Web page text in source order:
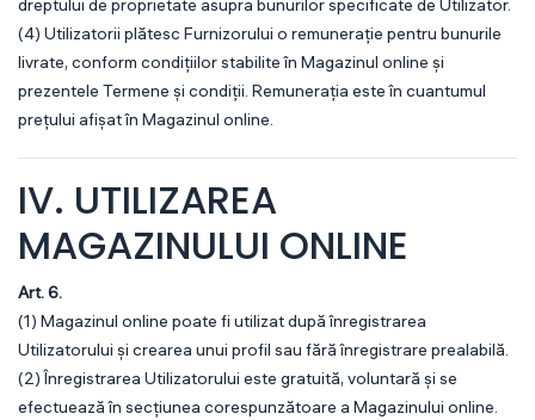
dreptului de proprietate asupra bunurilor specificate de Utilizator.
(4) Utilizatorii plătesc Furnizorului o remunerație pentru bunurile
livrate, conform condițiilor stabilite în Magazinul online și
prezentele Termene și condiții. Remunerația este în cuantumul
prețului afișat în Magazinul online.
IV. UTILIZAREA
MAGAZINULUI ONLINE
Art. 6.
(1) Magazinul online poate fi utilizat după înregistrarea
Utilizatorului și crearea unui profil sau fără înregistrare prealabilă.
(2) Înregistrarea Utilizatorului este gratuită, voluntară și se
efectuează în secțiunea corespunzătoare a Magazinului online.